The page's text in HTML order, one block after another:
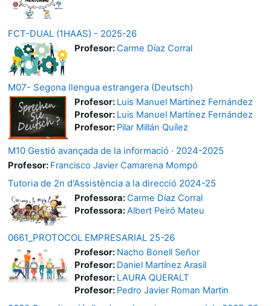
FCT-DUAL (1HAAS) - 2025-26
Profesor:Carme Díaz Corral
M07- Segona llengua estrangera (Deutsch)
Profesor: Luis Manuel Martínez Fernández
Profesor: Luis Manuel Martínez Fernández
Profesor: Pilar Millán Quílez
M10 Gestió avançada de la informació · 2024-2025
Profesor: Francisco Javier Camarena Mompó
Tutoria de 2n d'Assistència a la direcció 2024-25
Professora:Carme Díaz Corral
Professora:Albert Peiró Mateu
0661_PROTOCOL EMPRESARIAL 25-26
Profesor: Nacho Bonell Señor
Profesor: Daniel Martínez Arasil
Profesor: LAURA QUERALT
Profesor: Pedro Javier Roman Martin